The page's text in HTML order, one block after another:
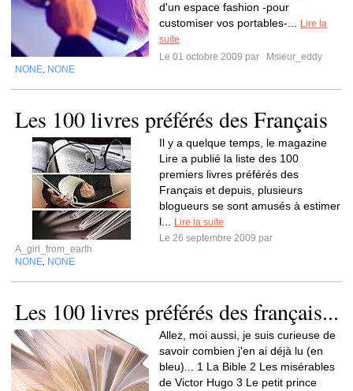
d'un espace fashion -pour
customiser vos portables-...
Lire la
suite
Le 01 octobre 2009 par
Msieur_eddy
NONE NONE
Les 100 livres préférés des Français
Il y a quelque temps, le magazine
Lire a publié la liste des 100
premiers livres préférés des
Français et depuis, plusieurs
blogueurs se sont amusés à estimer
l...
Lire la suite
Le 26 septembre 2009 par
A_girl_from_earth
NONE NONE
Les 100 livres préférés des français...
Allez, moi aussi, je suis curieuse de
savoir combien j'en ai déjà lu (en
bleu)... 1 La Bible 2 Les misérables
de Victor Hugo 3 Le petit prince